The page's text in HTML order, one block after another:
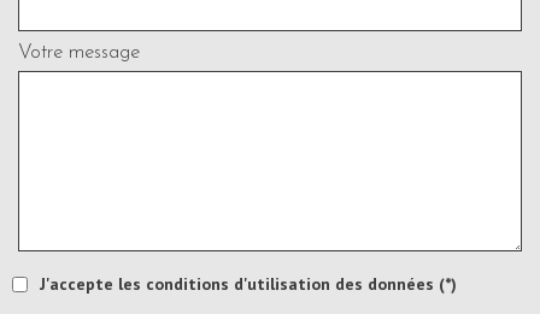
Votre message
J'accepte les conditions d'utilisation des données (*)